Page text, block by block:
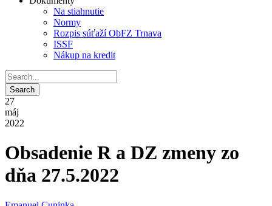
Na stiahnutie
Normy
Rozpis súťaží ObFZ Trnava
ISSF
Nákup na kredit
27
máj
2022
Obsadenie R a DZ zmeny zo
dňa 27.5.2022